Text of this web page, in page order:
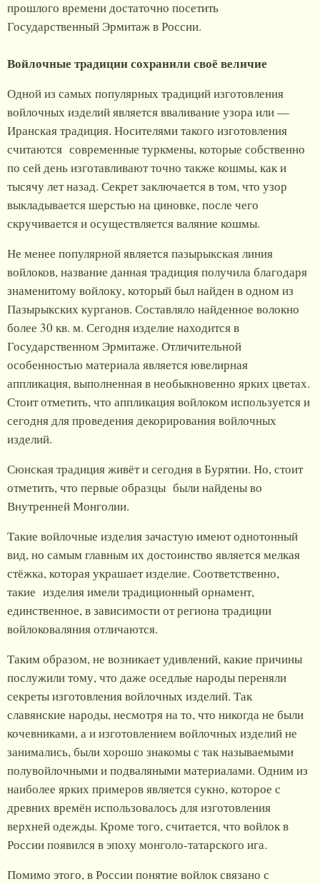
прошлого времени достаточно посетить
Государственный Эрмитаж в России.
Войлочные традиции сохранили своё величие
Одной из самых популярных традиций изготовления
войлочных изделий является вваливание узора или —
Иранская традиция. Носителями такого изготовления
считаются современные туркмены, которые собственно
по сей день изготавливают точно также кошмы, как и
тысячу лет назад. Секрет заключается в том, что узор
выкладывается шерстью на циновке, после чего
скручивается и осуществляется валяние кошмы.
Не менее популярной является пазырыкская линия
войлоков, название данная традиция получила благодаря
знаменитому войлоку, который был найден в одном из
Пазырыкских курганов. Составляло найденное волокно
более 30 кв. м. Сегодня изделие находится в
Государственном Эрмитаже. Отличительной
особенностью материала является ювелирная
аппликация, выполненная в необыкновенно ярких цветах.
Стоит отметить, что аппликация войлоком используется и
сегодня для проведения декорирования войлочных
изделий.
Сюнская традиция живёт и сегодня в Бурятии. Но, стоит
отметить, что первые образцы были найдены во
Внутренней Монголии.
Такие войлочные изделия зачастую имеют однотонный
вид, но самым главным их достоинство является мелкая
стёжка, которая украшает изделие. Соответственно,
такие изделия имели традиционный орнамент,
единственное, в зависимости от региона традиции
войлоковаляния отличаются.
Таким образом, не возникает удивлений, какие причины
послужили тому, что даже оседлые народы переняли
секреты изготовления войлочных изделий. Так
славянские народы, несмотря на то, что никогда не были
кочевниками, а и изготовлением войлочных изделий не
занимались, были хорошо знакомы с так называемыми
полувойлочными и подваляными материалами. Одним из
наиболее ярких примеров является сукно, которое с
древних времён использовалось для изготовления
верхней одежды. Кроме того, считается, что войлок в
России появился в эпоху монголо-татарского ига.
Помимо этого, в России понятие войлок связано с